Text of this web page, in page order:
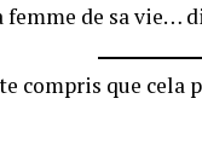
de sa vie…
compris que